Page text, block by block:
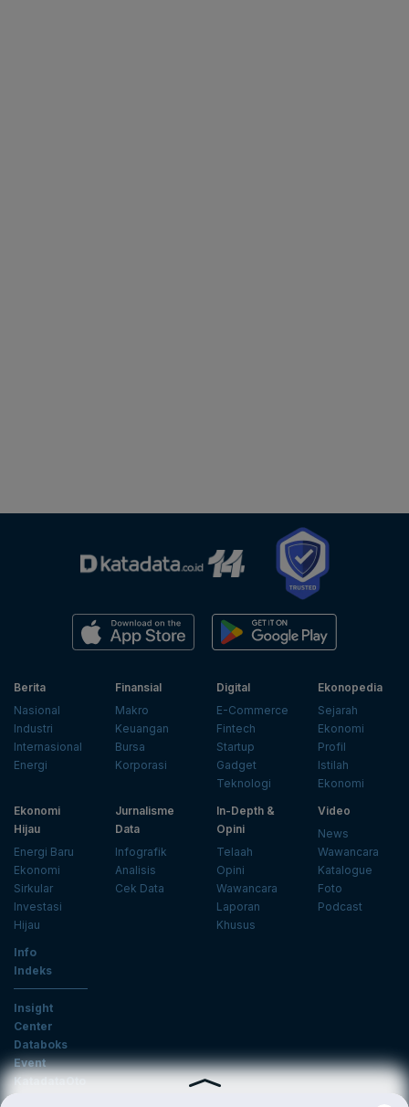
Berita
Nasional
Industri
Internasional
Energi
Finansial
Makro
Keuangan
Bursa
Korporasi
Digital
E-Commerce
Fintech
Startup
Gadget
Teknologi
Ekonopedia
Sejarah
Ekonomi
Profil
Istilah
Ekonomi
Ekonomi
Hijau
Energi Baru
Ekonomi
Sirkular
Investasi
Hijau
Jurnalisme
Data
Infografik
Analisis
Cek Data
In-Depth &
Opini
Telaah
Opini
Wawancara
Laporan
Khusus
Video
News
Wawancara
Katalogue
Foto
Podcast
Info
Indeks
Insight
Center
Databoks
Event
KatadataOto